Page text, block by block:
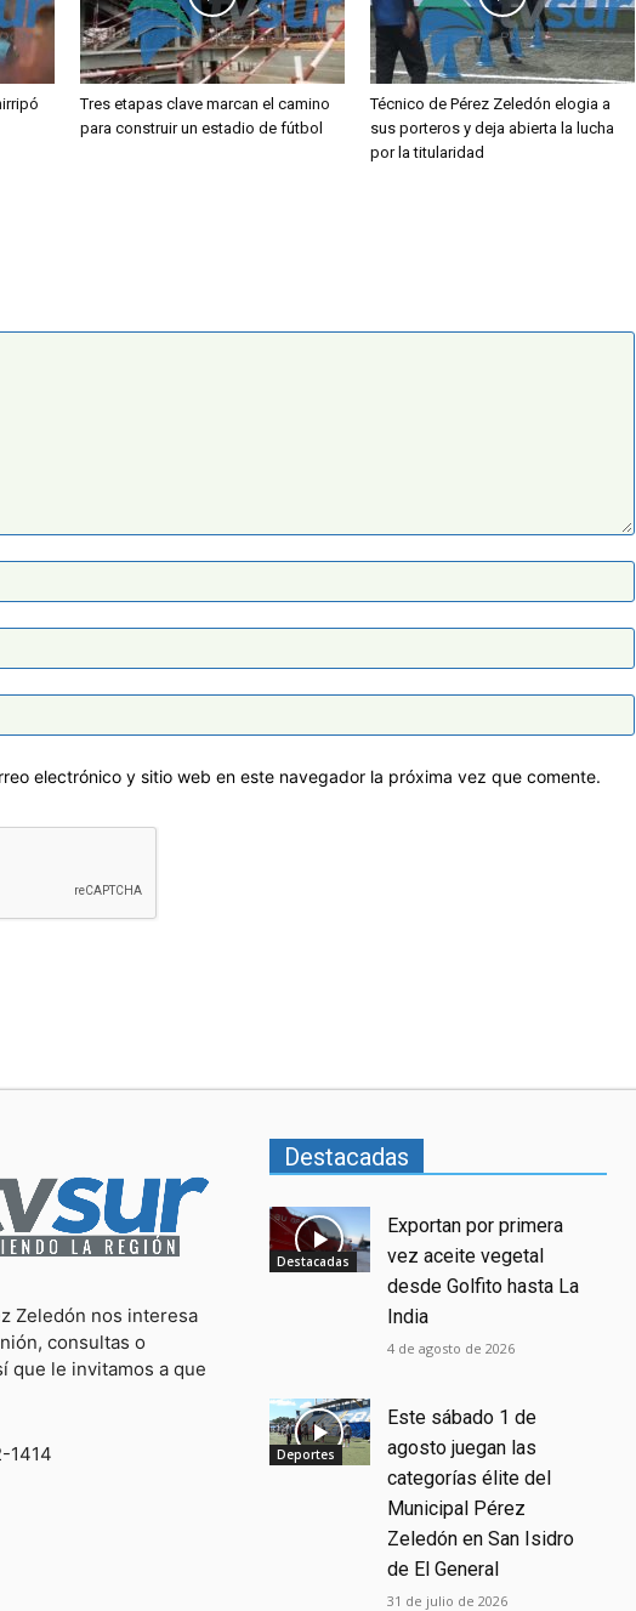
Tres etapas clave marcan el camino
para construir un estadio de fútbol
Técnico de Pérez Zeledón elogia a
sus porteros y deja abierta la lucha
por la titularidad
electrónico y sitio web en este navegador la próxima vez que comente.
Zeledón nos interesa
consultas o
que le invitamos a que
1414
Destacadas
Destacadas
Exportan por primera
vez aceite vegetal
desde Golfito hasta La
India
4 de agosto de 2026
Deportes
Este sábado 1 de
agosto juegan las
categorías élite del
Municipal Pérez
Zeledón en San Isidro
de El General
31 de julio de 2026